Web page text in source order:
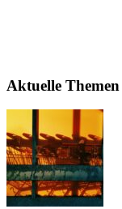
Aktuelle Themen